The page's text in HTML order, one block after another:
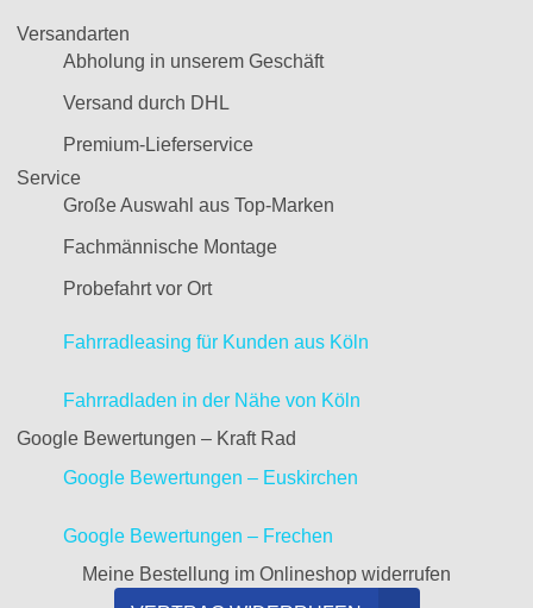
Versandarten
Abholung in unserem Geschäft
Versand durch DHL
Premium-Lieferservice
Service
Große Auswahl aus Top-Marken
Fachmännische Montage
Probefahrt vor Ort
Fahrradleasing für Kunden aus Köln
Fahrradladen in der Nähe von Köln
Google Bewertungen – Kraft Rad
Google Bewertungen – Euskirchen
Google Bewertungen – Frechen
Meine Bestellung im Onlineshop widerrufen